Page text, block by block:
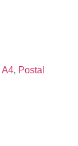
A4, Postal